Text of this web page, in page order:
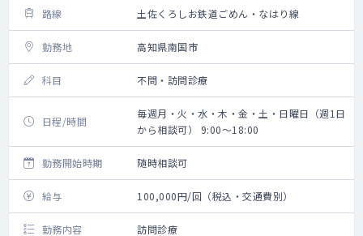
路線 土佐くろしお鉄道ごめん・なはり線
勤務地 高知県南国市
科目 不問・訪問診療
日程/時間
毎週月・火・水・木・金・土・日曜日（週1日
から相談可） 9:00～18:00
勤務開始時期 随時相談可
給与 100,000円/回（税込・交通費別）
勤務内容 訪問診療